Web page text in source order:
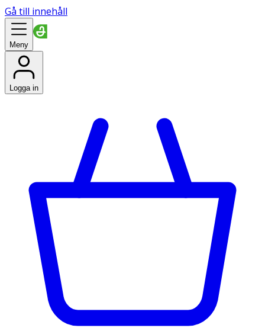
Gå till innehåll
Meny
Logga in